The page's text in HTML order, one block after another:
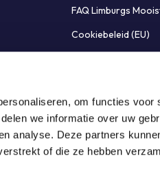
om functies voor
we informatie over uw
analyse. Deze partners
of die ze hebben
FAQ Limburgs
Cookiebeleid (EU)